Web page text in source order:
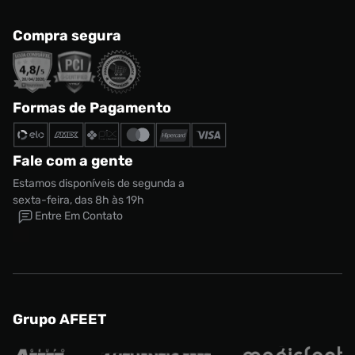
Compra segura
Formas de Pagamento
Fale com a gente
Estamos disponíveis de segunda a
sexta-feira, das 8h às 19h
Entre Em Contato
Grupo AFEET